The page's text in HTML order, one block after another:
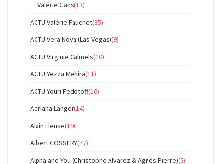
Valérie Gans(13)
ACTU Valérie Fauchet(35)
ACTU Vera Nova (Las Vegas)(9)
ACTU Virginie Calmels(10)
ACTU Yezza Mehira(11)
ACTU Youri Fedotoff(16)
Adriana Langer(14)
Alain Llense(19)
Albert COSSERY(77)
Alpha and You (Christophe Alvarez & Agnès Pierre)(5)